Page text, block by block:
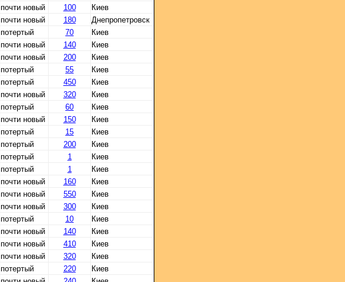
почти новый 100
Киев
почти новый 180
Днепропетровск
потертый 70
Киев
почти новый 140
Киев
почти новый 200
Киев
потертый 55
Киев
потертый 450
Киев
почти новый 320
Киев
потертый 60
Киев
почти новый 150
Киев
потертый 15
Киев
потертый 200
Киев
потертый 1
Киев
потертый 1
Киев
почти новый 160
Киев
почти новый 550
Киев
почти новый 300
Киев
потертый 10
Киев
почти новый 140
Киев
почти новый 410
Киев
почти новый 320
Киев
потертый 220
Киев